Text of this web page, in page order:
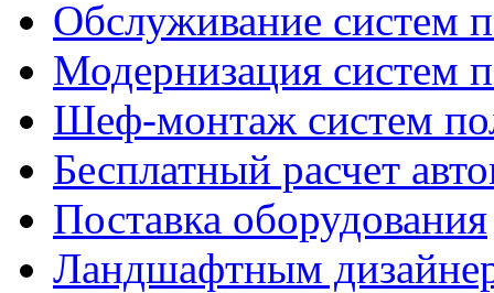
Обслуживание систем
Модернизация систем
Шеф-монтаж систем
Бесплатный расчет
Поставка оборудования
Ландшафтным